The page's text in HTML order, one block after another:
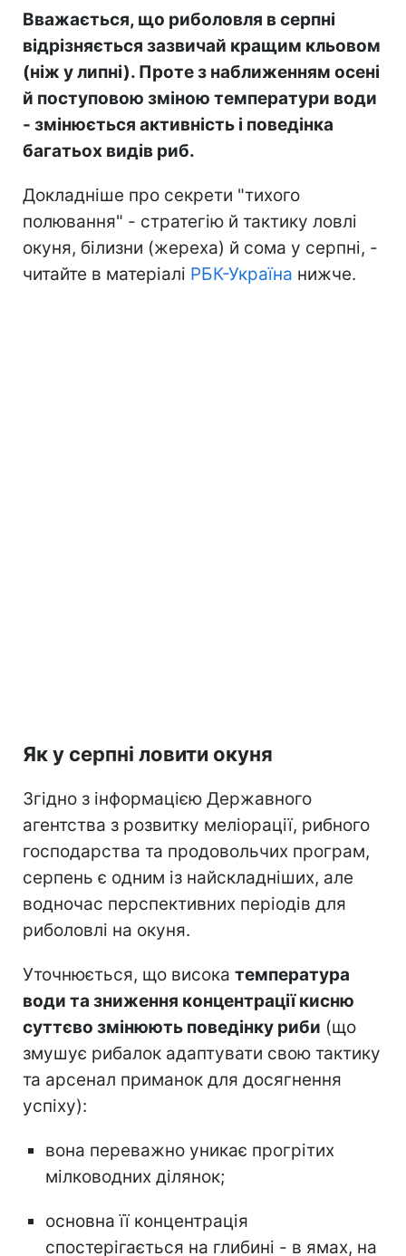
Вважається, що риболовля в серпні
відрізняється зазвичай кращим кльовом
(ніж у липні). Проте з наближенням осені
й поступовою зміною температури води
- змінюється активність і поведінка
багатьох видів риб.
Докладніше про секрети "тихого
полювання" - стратегію й тактику ловлі
окуня, білизни (жереха) й сома у серпні, -
читайте в матеріалі РБК-Україна нижче.
Як у серпні ловити окуня
Згідно з інформацією Державного
агентства з розвитку меліорації, рибного
господарства та продовольчих програм,
серпень є одним із найскладніших, але
водночас перспективних періодів для
риболовлі на окуня.
Уточнюється, що висока температура
води та зниження концентрації кисню
суттєво змінюють поведінку риби (що
змушує рибалок адаптувати свою тактику
та арсенал приманок для досягнення
успіху):
вона переважно уникає прогрітих
мілководних ділянок;
основна її концентрація
спостерігається на глибині - в ямах, на